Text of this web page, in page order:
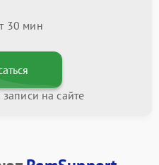
30 мин
на сайте